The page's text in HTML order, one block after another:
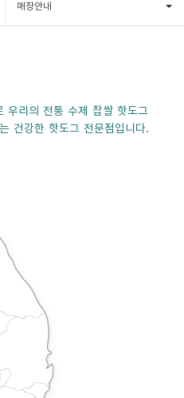
매장안내
우리의 전통 수제 찹쌀 핫도그
건강한 핫도그 전문점입니다.